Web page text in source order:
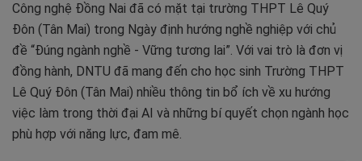
Công nghệ Đồng Nai đã có mặt tại trường THPT Lê Quý
Đôn (Tân Mai) trong Ngày định hướng nghề nghiệp với chủ
đề “Đúng ngành nghề - Vững tương lai”. Với vai trò là đơn vị
đồng hành, DNTU đã mang đến cho học sinh Trường THPT
Lê Quý Đôn (Tân Mai) nhiều thông tin bổ ích về xu hướng
việc làm trong thời đại AI và những bí quyết chọn ngành học
phù hợp với năng lực, đam mê.